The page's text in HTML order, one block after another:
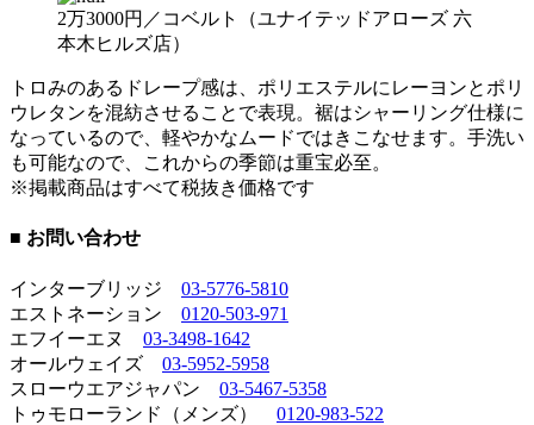
2万3000円／コベルト（ユナイテッドアローズ 六
本木ヒルズ店）
トロみのあるドレープ感は、ポリエステルにレーヨンとポリ
ウレタンを混紡させることで表現。裾はシャーリング仕様に
なっているので、軽やかなムードではきこなせます。手洗い
も可能なので、これからの季節は重宝必至。
※掲載商品はすべて税抜き価格です
■ お問い合わせ
インターブリッジ 03-5776-5810
エストネーション 0120-503-971
エフイーエヌ 03-3498-1642
オールウェイズ 03-5952-5958
スローウエアジャパン 03-5467-5358
トゥモローランド（メンズ） 0120-983-522